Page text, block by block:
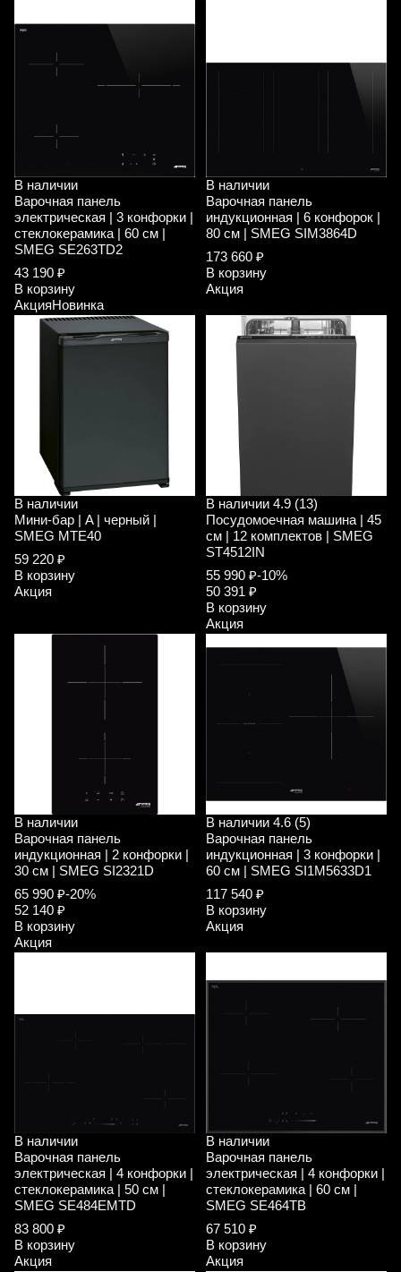
В наличии
Варочная панель
электрическая | 3 конфорки |
стеклокерамика | 60 см |
SMEG SE263TD2
43 190 ₽
В корзину
АкцияНовинка
В наличии
Варочная панель
индукционная | 6 конфорок |
80 см | SMEG SIM3864D
173 660 ₽
В корзину
Акция
В наличии
Мини-бар | A | черный |
SMEG MTE40
59 220 ₽
В корзину
Акция
В наличии 4.9 (13)
Посудомоечная машина | 45
см | 12 комплектов | SMEG
ST4512IN
55 990 ₽-10%
50 391 ₽
В корзину
Акция
В наличии
Варочная панель
индукционная | 2 конфорки |
30 см | SMEG SI2321D
65 990 ₽-20%
52 140 ₽
В корзину
Акция
В наличии 4.6 (5)
Варочная панель
индукционная | 3 конфорки |
60 см | SMEG SI1M5633D1
117 540 ₽
В корзину
Акция
В наличии
Варочная панель
электрическая | 4 конфорки |
стеклокерамика | 50 см |
SMEG SE484EMTD
83 800 ₽
В корзину
Акция
В наличии
Варочная панель
электрическая | 4 конфорки |
стеклокерамика | 60 см |
SMEG SE464TB
67 510 ₽
В корзину
Акция